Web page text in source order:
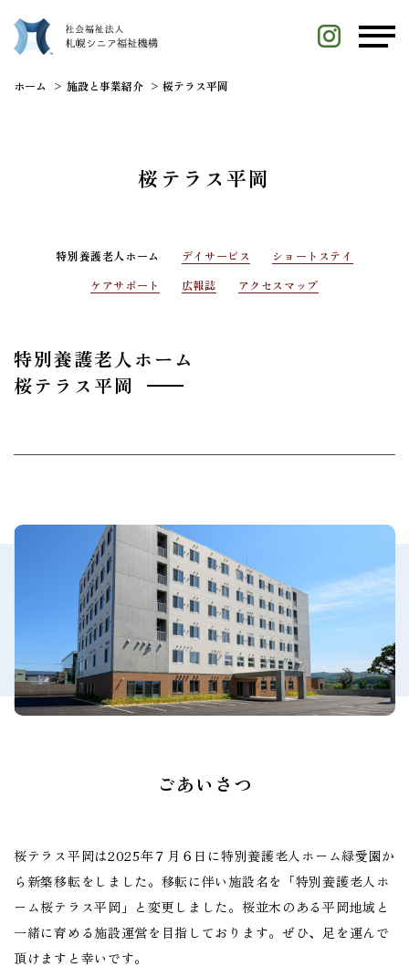
ホーム 施設と事業紹介 桜テラス平岡
桜テラス平岡
特別養護老人ホーム デイサービス
ショートステイ
ケアサポート
広報誌 アクセスマップ
特別養護老人ホーム
桜テラス平岡
ごあいさつ
桜テラス平岡は2025年７月６日に特別養護老人ホーム緑愛園か
ら新築移転をしました。移転に伴い施設名を「特別養護老人ホ
ーム桜テラス平岡」と変更しました。桜並木のある平岡地域と
一緒に育める施設運営を目指しております。ぜひ、足を運んで
頂けますと幸いです。